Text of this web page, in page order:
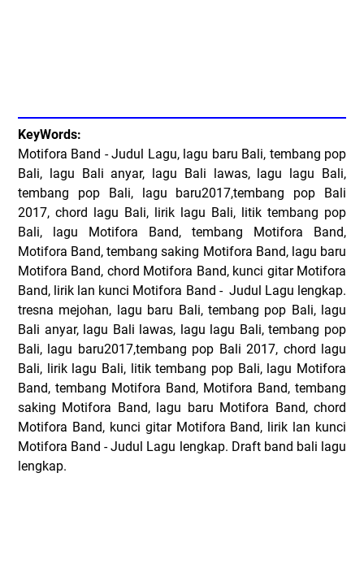
KeyWords:
Motifora Band - Judul Lagu, lagu baru Bali, tembang pop
Bali, lagu Bali anyar, lagu Bali lawas, lagu lagu Bali,
tembang pop Bali, lagu baru2017,tembang pop Bali
2017, chord lagu Bali, lirik lagu Bali, litik tembang pop
Bali, lagu Motifora Band, tembang Motifora Band,
Motifora Band, tembang saking Motifora Band, lagu baru
Motifora Band, chord Motifora Band, kunci gitar Motifora
Band, lirik lan kunci Motifora Band - Judul Lagu lengkap.
tresna mejohan, lagu baru Bali, tembang pop Bali, lagu
Bali anyar, lagu Bali lawas, lagu lagu Bali, tembang pop
Bali, lagu baru2017,tembang pop Bali 2017, chord lagu
Bali, lirik lagu Bali, litik tembang pop Bali, lagu Motifora
Band, tembang Motifora Band, Motifora Band, tembang
saking Motifora Band, lagu baru Motifora Band, chord
Motifora Band, kunci gitar Motifora Band, lirik lan kunci
Motifora Band - Judul Lagu lengkap. Draft band bali lagu
lengkap.